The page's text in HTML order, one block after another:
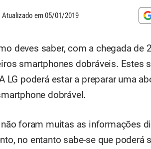
Atualizado em 05/01/2019
deves saber, com a chegada de
smartphones dobráveis. Estes
LG poderá estar a preparar uma
dobrável.
foram muitas as informações
no entanto sabe-se que poderá